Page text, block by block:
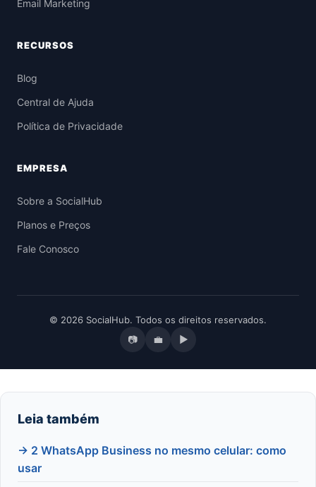
Email Marketing
RECURSOS
Blog
Central de Ajuda
Política de Privacidade
EMPRESA
Sobre a SocialHub
Planos e Preços
Fale Conosco
© 2026 SocialHub. Todos os direitos reservados.
📷 💼 ▶
Leia também
→ 2 WhatsApp Business no mesmo celular: como
usar